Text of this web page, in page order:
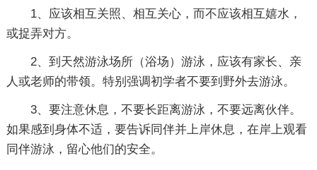
1、应该相互关照、相互关心，而不应该相互嬉水，
或捉弄对方。
2、到天然游泳场所（浴场）游泳，应该有家长、亲
人或老师的带领。特别强调初学者不要到野外去游泳。
3、要注意休息，不要长距离游泳，不要远离伙伴。
如果感到身体不适，要告诉同伴并上岸休息，在岸上观看
同伴游泳，留心他们的安全。